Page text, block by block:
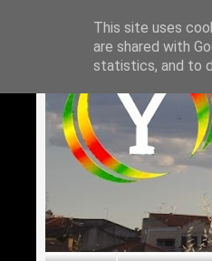
This site uses
are shared with
statistics, and to